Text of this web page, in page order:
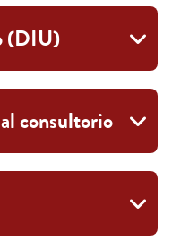
(DIU)
consultorio